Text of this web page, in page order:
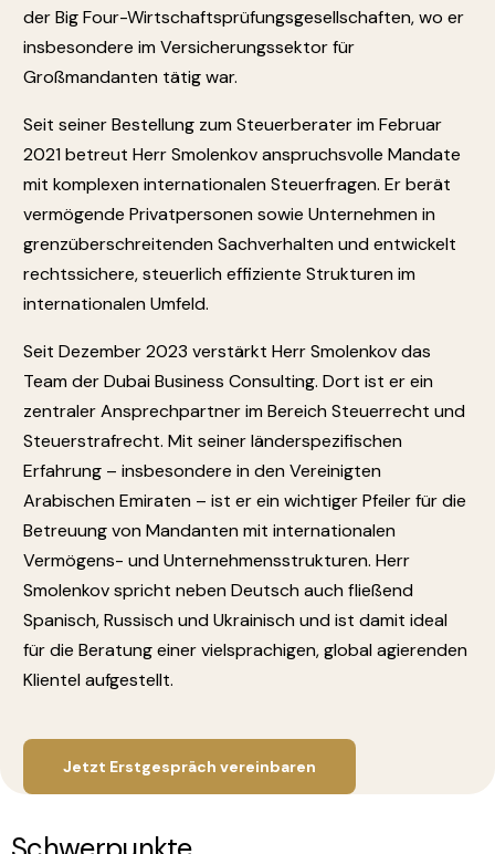
der Big Four-Wirtschaftsprüfungsgesellschaften, wo er
insbesondere im Versicherungssektor für
Großmandanten tätig war.
Seit seiner Bestellung zum Steuerberater im Februar
2021 betreut Herr Smolenkov anspruchsvolle Mandate
mit komplexen internationalen Steuerfragen. Er berät
vermögende Privatpersonen sowie Unternehmen in
grenzüberschreitenden Sachverhalten und entwickelt
rechtssichere, steuerlich effiziente Strukturen im
internationalen Umfeld.
Seit Dezember 2023 verstärkt Herr Smolenkov das
Team der Dubai Business Consulting. Dort ist er ein
zentraler Ansprechpartner im Bereich Steuerrecht und
Steuerstrafrecht. Mit seiner länderspezifischen
Erfahrung – insbesondere in den Vereinigten
Arabischen Emiraten – ist er ein wichtiger Pfeiler für die
Betreuung von Mandanten mit internationalen
Vermögens- und Unternehmensstrukturen. Herr
Smolenkov spricht neben Deutsch auch fließend
Spanisch, Russisch und Ukrainisch und ist damit ideal
für die Beratung einer vielsprachigen, global agierenden
Klientel aufgestellt.
Jetzt Erstgespräch vereinbaren